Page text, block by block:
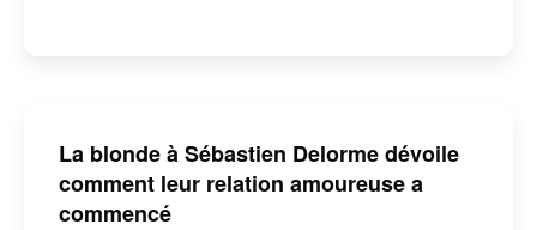
La blonde à Sébastien Delorme dévoile
comment leur relation amoureuse a
commencé